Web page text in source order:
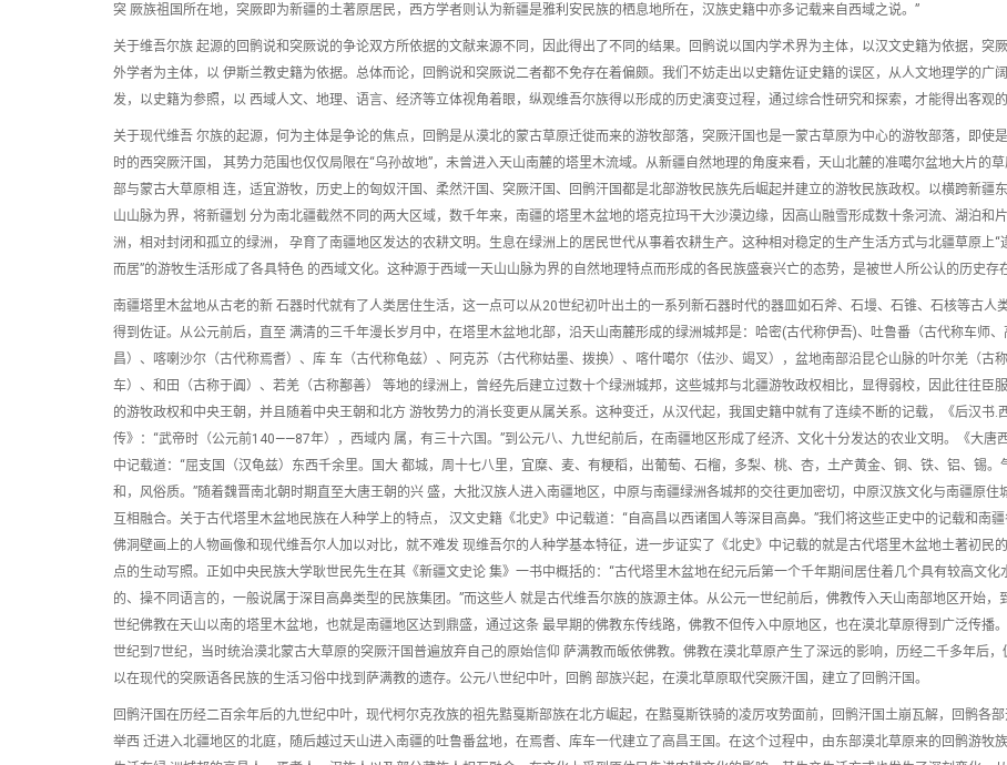
突 厥族祖国所在地，突厥即为新疆的土著原居民，西方学者则认为新疆是雅利安民族的栖息地所在，汉族史籍中亦多记载来自西域之说。”
关于维吾尔族 起源的回鹘说和突厥说的争论双方所依据的文献来源不同，因此得出了不同的结果。回鹘说以国内学术界为主体，以汉文史籍为依据，突
外学者为主体，以 伊斯兰教史籍为依据。总体而论，回鹘说和突厥说二者都不免存在着偏颇。我们不妨走出以史籍佐证史籍的误区，从人文地理学的广
发，以史籍为参照，以 西域人文、地理、语言、经济等立体视角着眼，纵观维吾尔族得以形成的历史演变过程，通过综合性研究和探索，才能得出客观的
关于现代维吾 尔族的起源，何为主体是争论的焦点，回鹘是从漠北的蒙古草原迁徙而来的游牧部落，突厥汗国也是一蒙古草原为中心的游牧部落，即使
时的西突厥汗国， 其势力范围也仅仅局限在“乌孙故地”，未曾进入天山南麓的塔里木流域。从新疆自然地理的角度来看，天山北麓的准噶尔盆地大片的草
部与蒙古大草原相 连，适宜游牧，历史上的匈奴汗国、柔然汗国、突厥汗国、回鹘汗国都是北部游牧民族先后崛起并建立的游牧民族政权。以横跨新疆
山山脉为界，将新疆划 分为南北疆截然不同的两大区域，数千年来，南疆的塔里木盆地的塔克拉玛干大沙漠边缘，因高山融雪形成数十条河流、湖泊和
洲，相对封闭和孤立的绿洲， 孕育了南疆地区发达的农耕文明。生息在绿洲上的居民世代从事着农耕生产。这种相对稳定的生产生活方式与北疆草原上“
而居”的游牧生活形成了各具特色 的西域文化。这种源于西域一天山山脉为界的自然地理特点而形成的各民族盛衰兴亡的态势，是被世人所公认的历史存
南疆塔里木盆地从古老的新 石器时代就有了人类居住生活，这一点可以从20世纪初叶出土的一系列新石器时代的器皿如石斧、石墁、石锥、石核等古人
得到佐证。从公元前后，直至 满清的三千年漫长岁月中，在塔里木盆地北部，沿天山南麓形成的绿洲城邦是：哈密(古代称伊吾)、吐鲁番（古代称车师、
昌）、喀喇沙尔（古代称焉耆）、库 车（古代称龟兹）、阿克苏（古代称姑墨、拨换）、喀什噶尔（佉沙、竭叉），盆地南部沿昆仑山脉的叶尔羌（古
车）、和田（古称于阗）、若羌（古称鄯善） 等地的绿洲上，曾经先后建立过数十个绿洲城邦，这些城邦与北疆游牧政权相比，显得弱校，因此往往臣
的游牧政权和中央王朝，并且随着中央王朝和北方 游牧势力的消长变更从属关系。这种变迁，从汉代起，我国史籍中就有了连续不断的记载，《后汉书.
传》：“武帝时（公元前140——87年），西域内 属，有三十六国。”到公元八、九世纪前后，在南疆地区形成了经济、文化十分发达的农业文明。《大唐西
中记载道：“屈支国（汉龟兹）东西千余里。国大 都城，周十七八里，宜糜、麦、有粳稻，出葡萄、石榴，多梨、桃、杏，土产黄金、铜、铁、铝、锡。
和，风俗质。”随着魏晋南北朝时期直至大唐王朝的兴 盛，大批汉族人进入南疆地区，中原与南疆绿洲各城邦的交往更加密切，中原汉族文化与南疆原住
互相融合。关于古代塔里木盆地民族在人种学上的特点， 汉文史籍《北史》中记载道：“自高昌以西诸国人等深目高鼻。”我们将这些正史中的记载和南
佛洞壁画上的人物画像和现代维吾尔人加以对比，就不难发 现维吾尔的人种学基本特征，进一步证实了《北史》中记载的就是古代塔里木盆地土著初民
点的生动写照。正如中央民族大学耿世民先生在其《新疆文史论 集》一书中概括的：“古代塔里木盆地在纪元后第一个千年期间居住着几个具有较高文化
的、操不同语言的，一般说属于深目高鼻类型的民族集团。”而这些人 就是古代维吾尔族的族源主体。从公元一世纪前后，佛教传入天山南部地区开始，
世纪佛教在天山以南的塔里木盆地，也就是南疆地区达到鼎盛，通过这条 最早期的佛教东传线路，佛教不但传入中原地区，也在漠北草原得到广泛传播
世纪到7世纪，当时统治漠北蒙古大草原的突厥汗国普遍放弃自己的原始信仰 萨满教而皈依佛教。佛教在漠北草原产生了深远的影响，历经二千多年后，
以在现代的突厥语各民族的生活习俗中找到萨满教的遗存。公元八世纪中叶，回鹘 部族兴起，在漠北草原取代突厥汗国，建立了回鹘汗国。
回鹘汗国在历经二百余年后的九世纪中叶，现代柯尔克孜族的祖先黠戛斯部族在北方崛起，在黠戛斯铁骑的凌厉攻势面前，回鹘汗国土崩瓦解，回鹘各
举西 迁进入北疆地区的北庭，随后越过天山进入南疆的吐鲁番盆地，在焉耆、库车一代建立了高昌王国。在这个过程中，由东部漠北草原来的回鹘游牧